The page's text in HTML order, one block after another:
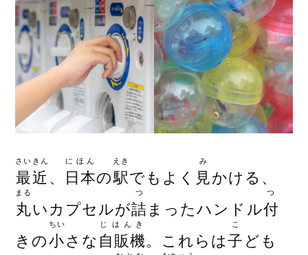
最近
さいきん
、 日本
にほん
の駅
えき
でもよく 見
み
かける、
丸
まる
いカプセルが詰
つ
まったハンドル付
つ
きの小
ちい
さな 自販機
じはんき
。これらは子
こ
ども